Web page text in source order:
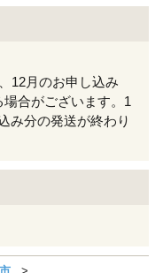
12月のお申し込み
合がございます。1
み分の発送が終わり